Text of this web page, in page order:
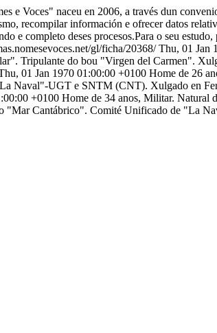
e Voces" naceu en 2006, a través dun
recompilar información e ofrecer datos
e completo deses procesos.Para o seu
gl/ficha/20368/Thu, 01 Jan
Tripulante do bou "Virgen del Carmen".
01 Jan 1970 01:00:00 +0100 Home de 26
UGT e SNTM (CNT). Xulgado en
+0100 Home de 34 anos, Militar. Natural
Cantábrico". Comité Unificado de "La